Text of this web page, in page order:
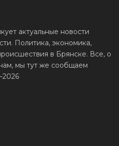
актуальные новости
Политика, экономика,
в Брянске. Все, о
мы тут же сообщаем